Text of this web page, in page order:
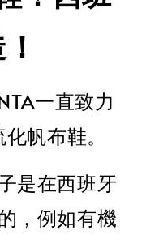
一直致力
帆布鞋。
是在西班牙
，例如有機